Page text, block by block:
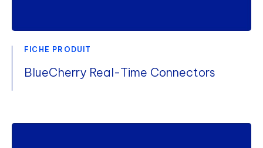
FICHE PRODUIT
BlueCherry Real-Time Connectors